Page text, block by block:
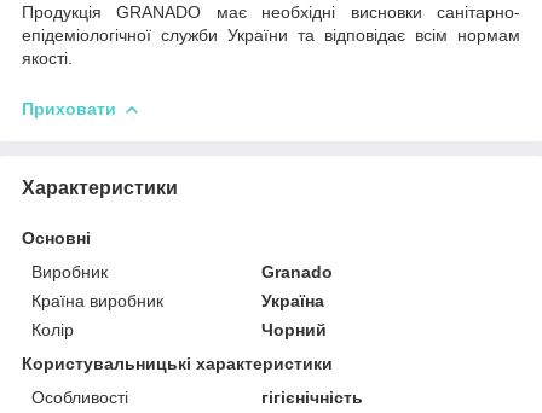
Продукція GRANADO має необхідні висновки санітарно-
епідеміологічної служби України та відповідає всім нормам
якості.
Приховати
Характеристики
Основні
Виробник
Granado
Країна виробник
Україна
Колір
Чорний
Користувальницькі характеристики
Особливості
гігієнічність